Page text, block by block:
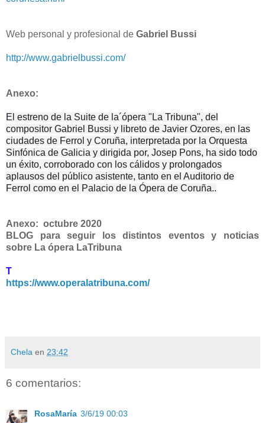
Web personal y profesional de Gabriel Bussi
http://www.gabrielbussi.com/
Anexo:
El estreno de la Suite de la´ópera "La Tribuna", del
compositor Gabriel Bussi y libreto de Javier Ozores, en las
ciudades de Ferrol y Coruña, interpretada por la Orquesta
Sinfónica de Galicia y dirigida por, Josep Pons, ha sido todo
un éxito, corroborado con los cálidos y prolongados
aplausos del público asistente, tanto en el Auditorio de
Ferrol como en el Palacio de la Ópera de Coruña..
Anexo: octubre 2020
BLOG para seguir los distintos eventos y noticias
sobre La ópera LaTribuna
T
https://www.operalatribuna.com/
Chela en 23:42
6 comentarios:
RosaMaría 3/6/19 00:03